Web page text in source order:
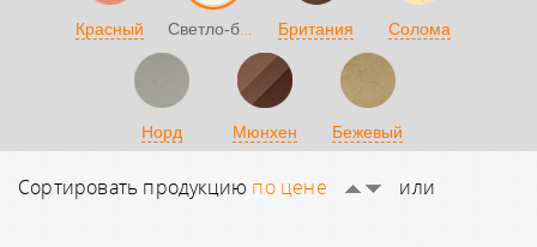
Красный Светло-бежевый Британия Солома
Норд Мюнхен Бежевый
Сортировать продукцию по цене или